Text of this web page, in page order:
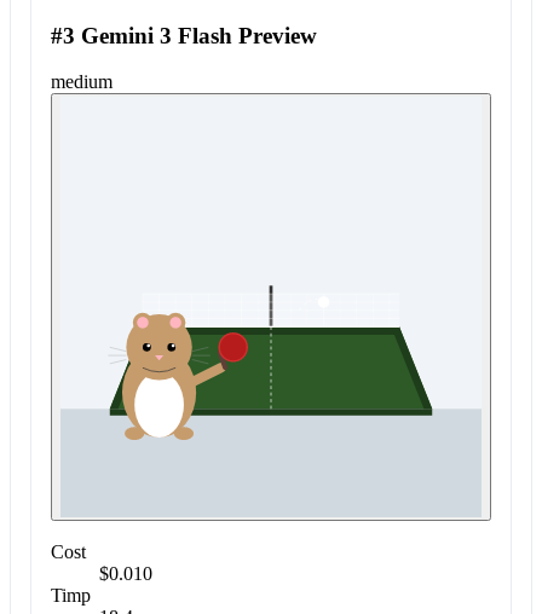
#3 Gemini 3 Flash Preview
medium
Cost
$0.010
Timp